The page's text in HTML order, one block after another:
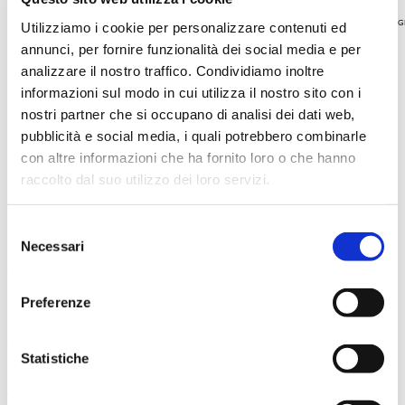
Utilizziamo i cookie per personalizzare contenuti ed
annunci, per fornire funzionalità dei social media e per
analizzare il nostro traffico. Condividiamo inoltre
informazioni sul modo in cui utilizza il nostro sito con i
nostri partner che si occupano di analisi dei dati web,
pubblicità e social media, i quali potrebbero combinarle
con altre informazioni che ha fornito loro o che hanno
raccolto dal suo utilizzo dei loro servizi.
delNecessari
Preferenze
Statistiche
I CLIENTI PRIMA DI TUTTO
nostri clienti. Sarà l’unico modo per sostenere il successo di
Pienissimo
SIamo alla ricerca di
MARKETING AUTOMATION
FACEBOOK ADS SPECIALIST
meglio?